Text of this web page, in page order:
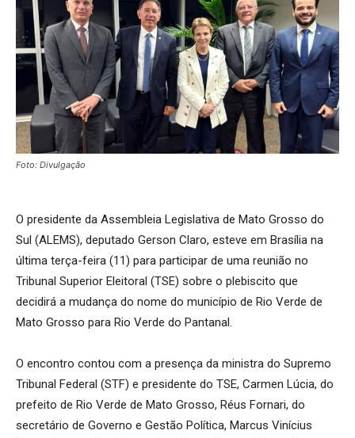
Foto: Divulgação
O presidente da Assembleia Legislativa de Mato Grosso do
Sul (ALEMS), deputado Gerson Claro, esteve em Brasília na
última terça-feira (11) para participar de uma reunião no
Tribunal Superior Eleitoral (TSE) sobre o plebiscito que
decidirá a mudança do nome do município de Rio Verde de
Mato Grosso para Rio Verde do Pantanal.
O encontro contou com a presença da ministra do Supremo
Tribunal Federal (STF) e presidente do TSE, Carmen Lúcia, do
prefeito de Rio Verde de Mato Grosso, Réus Fornari, do
secretário de Governo e Gestão Política, Marcus Vinícius